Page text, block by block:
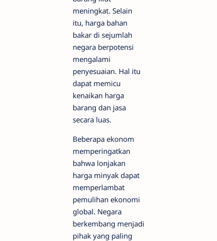
meningkat. Selain
itu, harga bahan
bakar di sejumlah
negara berpotensi
mengalami
penyesuaian. Hal itu
dapat memicu
kenaikan harga
barang dan jasa
secara luas.
Beberapa ekonom
memperingatkan
bahwa lonjakan
harga minyak dapat
memperlambat
pemulihan ekonomi
global. Negara
berkembang menjadi
pihak yang paling